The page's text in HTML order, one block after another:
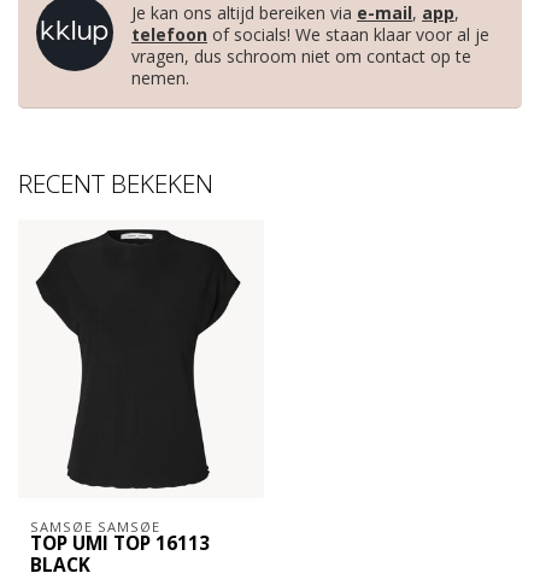
Je kan ons altijd bereiken via e-mail, app,
telefoon of socials! We staan klaar voor al je
vragen, dus schroom niet om contact op te
nemen.
RECENT BEKEKEN
SAMSØE SAMSØE
TOP UMI TOP 16113
BLACK